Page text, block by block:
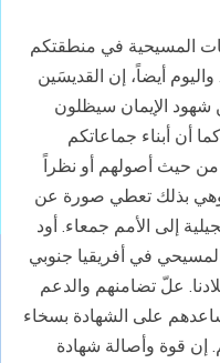
المسيحية في منطقتكم
أيضاً، إن القديسَين
الإيمان سيظلون
أن أبناء جماعاتكم
من حيث أصولهم أو نظراً
وهي بذلك تعطي صورة عن
إلى الأمم جمعاء. أود
في أفريقيا جنوبي
علّ تضامنهم والدعم
على الشهادة بسخاء
إن قوة وأصالة شهادة